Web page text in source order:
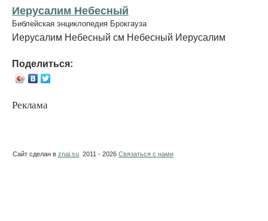
Иерусалим Небесный
Библейская энциклопедия Брокгауза
Иерусалим Небесный см Небесный Иерусалим
Поделиться:
Реклама
Сайт сделан в znai.su . 2011 - 2026 Связаться с нами